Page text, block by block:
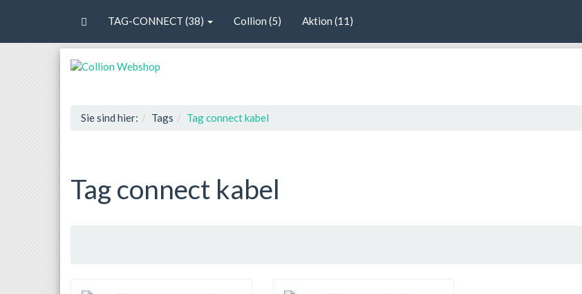
TAG-CONNECT (38) Collion (5) Aktion (11)
Sie sind hier: Tags Tag connect kabel
Tag connect kabel